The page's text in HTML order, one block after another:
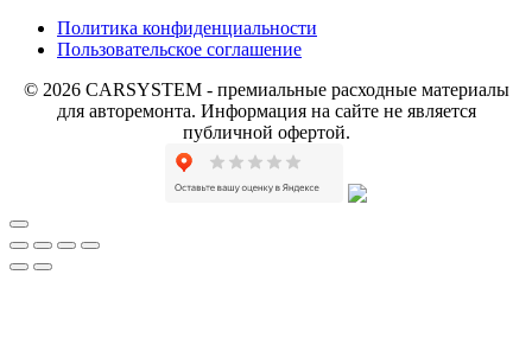
Политика конфиденциальности
Пользовательское соглашение
© 2026 CARSYSTEM - премиальные расходные материалы
для авторемонта. Информация на сайте не является
публичной офертой.